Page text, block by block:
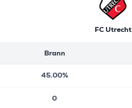
FC Utrecht
Brann
45.00%
0